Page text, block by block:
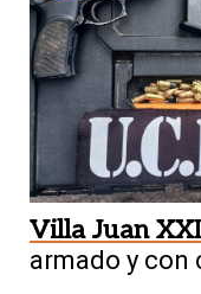
Villa Juan
armado y con